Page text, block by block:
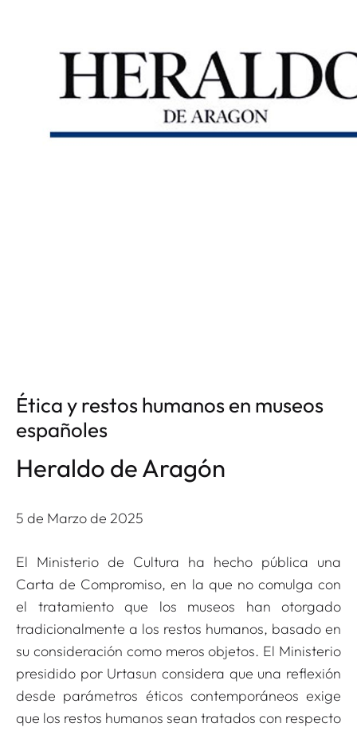
Ética y restos humanos en museos
españoles
Heraldo de Aragón
5 de Marzo de 2025
El Ministerio de Cultura ha hecho pública una
Carta de Compromiso, en la que no comulga con
el tratamiento que los museos han otorgado
tradicionalmente a los restos humanos, basado en
su consideración como meros objetos. El Ministerio
presidido por Urtasun considera que una reflexión
desde parámetros éticos contemporáneos exige
que los restos humanos sean tratados con respecto